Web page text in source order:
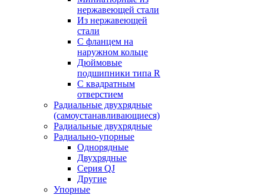
нержавеющей стали
Из нержавеющей
стали
С фланцем на
наружном кольце
Дюймовые
подшипники типа R
С квадратным
отверстием
Радиальные двухрядные
(самоустанавливающиеся)
Радиальные двухрядные
Радиально-упорные
Однорядные
Двухрядные
Серия QJ
Другие
Упорные